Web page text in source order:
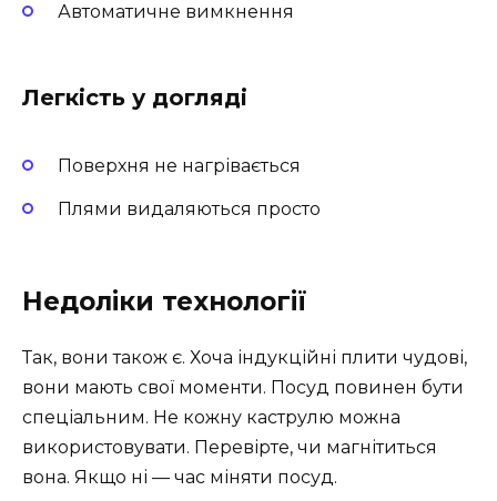
Автоматичне вимкнення
Легкість у догляді
Поверхня не нагрівається
Плями видаляються просто
Недоліки технології
Так, вони також є. Хоча індукційні плити чудові,
вони мають свої моменти. Посуд повинен бути
спеціальним. Не кожну каструлю можна
використовувати. Перевірте, чи магнітиться
вона. Якщо ні — час міняти посуд.